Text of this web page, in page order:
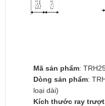
Mã sản phẩm:
Dòng sản phẩm:
loại dài)
Kích thước ray trượt